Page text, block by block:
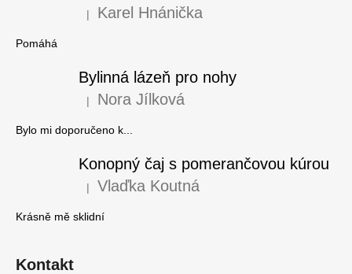
Hodnocení produktu je 5 z 5 hvězdiček.
| Karel Hnánička
Pomáhá
Bylinná lázeň pro nohy
Hodnocení produktu je 5 z 5 hvězdiček.
| Nora Jílková
Bylo mi doporučeno k...
Konopný čaj s pomerančovou kúrou
Hodnocení produktu je 5 z 5 hvězdiček.
| Vlaďka Koutná
Krásně mě sklidní
Kontakt